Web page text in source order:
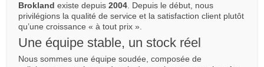
Brokland existe depuis 2004. Depuis le début, nous
privilégions la qualité de service et la satisfaction client plutôt
qu’une croissance « à tout prix ».
Une équipe stable, un stock réel
Nous sommes une équipe soudée, composée de